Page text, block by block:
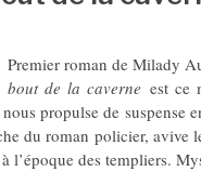
Premier roman de Milady
bout de la caverne est ce
propulse de suspense
du roman policier, avive
l’époque des templiers.